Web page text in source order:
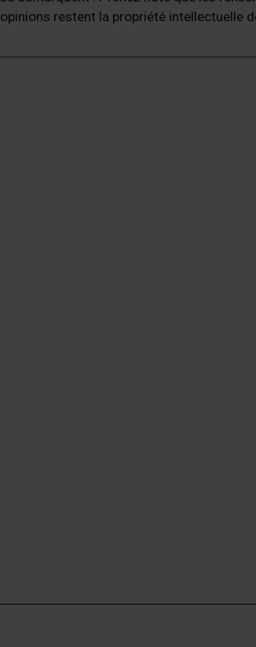
opinions restent la propriété intellectuelle